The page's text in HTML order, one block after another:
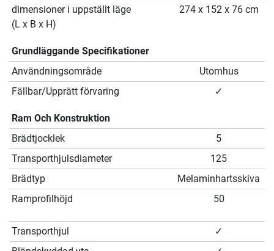
dimensioner i uppställt läge
(L x B x H)
274 x 152 x 76 cm
Grundläggande Specifikationer
Användningsområde
Utomhus
Fällbar/Upprätt förvaring
✓
Ram Och Konstruktion
Brädtjocklek
5
Transporthjulsdiameter
125
Brädtyp
Melaminhartsskiva
Ramprofilhöjd
50
Transporthjul
✓